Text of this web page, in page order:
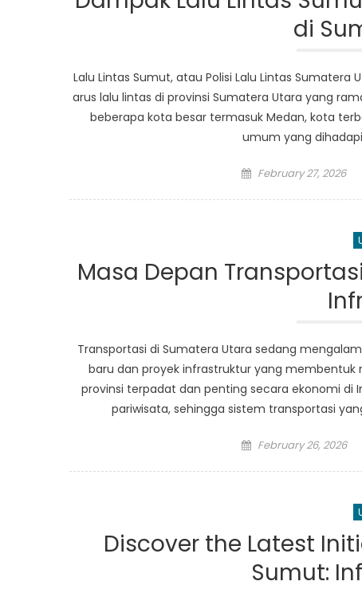
di
Lalu Lintas Sumut, atau Polisi Lalu Lintas
arus lalu lintas di provinsi Sumatera Utara yang
beberapa kota besar termasuk Medan, kota
umum yang
Posted
February 27, 2026
Masa Depan
Transportasi di Sumatera Utara sedang
baru dan proyek infrastruktur yang membentuk
provinsi terpadat dan penting secara ekonomi di
pariwisata, sehingga sistem transportasi
Posted
February 26, 2026
Discover the Latest
Sumut: